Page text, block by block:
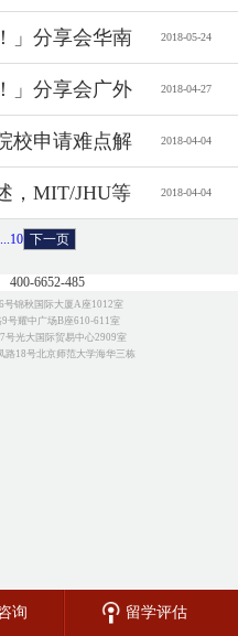
」分享会华南
2018-05-24
」分享会广外
2018-04-27
校申请难点解
）
2018-04-04
，MIT/JHU等
2018-04-04
...10 下一页
400-6652-485
号锦秋国际大厦A座1012室
号耀中广场B座610-611室
号光大国际贸易中心2909室
路18号北京师范大学海华三栋
询 留学评估